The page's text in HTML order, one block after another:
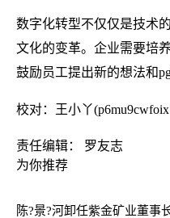
数字化转型不仅仅是技术
文化的变革。企业需要培
鼓励员工提出新的想法和
校对：王小丫
责任编辑： 罗友志
为你推荐
陈?景?河卸任紫金矿业董事